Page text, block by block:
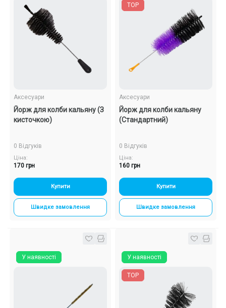
Аксесуари
Йорж для колби кальяну (З
кисточкою)
0 Відгуків
Ціна:
170 грн
Купити
Швидке замовлення
TOP
Аксесуари
Йорж для колби кальяну
(Стандартний)
0 Відгуків
Ціна:
160 грн
Купити
Швидке замовлення
У наявності У наявності
TOP